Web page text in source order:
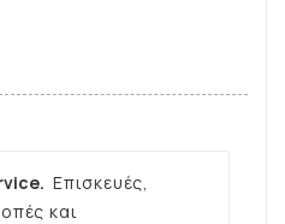
Επισκευές,
και